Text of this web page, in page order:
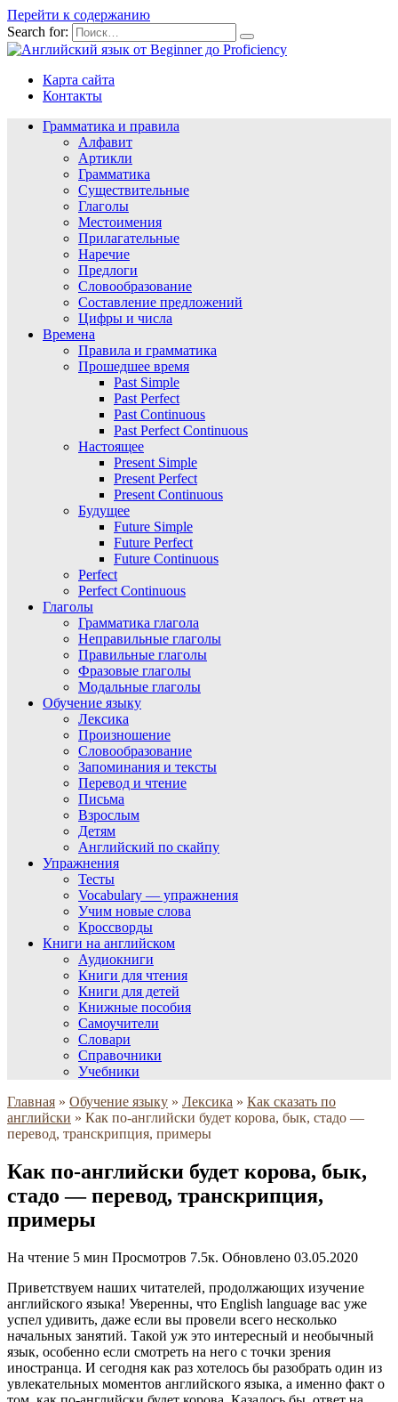
Перейти к содержанию
Search for:
Карта сайта
Контакты
Грамматика и правила
Алфавит
Артикли
Грамматика
Существительные
Глаголы
Местоимения
Прилагательные
Наречие
Предлоги
Словообразование
Составление предложений
Цифры и числа
Времена
Правила и грамматика
Прошедшее время
Past Simple
Past Perfect
Past Continuous
Past Perfect Continuous
Настоящее
Present Simple
Present Perfect
Present Continuous
Будущее
Future Simple
Future Perfect
Future Continuous
Perfect
Perfect Continuous
Глаголы
Грамматика глагола
Неправильные глаголы
Правильные глаголы
Фразовые глаголы
Модальные глаголы
Обучение языку
Лексика
Произношение
Словообразование
Запоминания и тексты
Перевод и чтение
Письма
Взрослым
Детям
Английский по скайпу
Упражнения
Тесты
Vocabulary — упражнения
Учим новые слова
Кроссворды
Книги на английском
Аудиокниги
Книги для чтения
Книги для детей
Книжные пособия
Самоучители
Словари
Справочники
Учебники
Главная » Обучение языку » Лексика » Как сказать по
английски » Как по-английски будет корова, бык, стадо —
перевод, транскрипция, примеры
Как по-английски будет корова, бык,
стадо — перевод, транскрипция,
примеры
На чтение 5 мин Просмотров 7.5к. Обновлено 03.05.2020
Приветствуем наших читателей, продолжающих изучение
английского языка! Уверенны, что English language вас уже
успел удивить, даже если вы провели всего несколько
начальных занятий. Такой уж это интересный и необычный
язык, особенно если смотреть на него с точки зрения
иностранца. И сегодня как раз хотелось бы разобрать один из
увлекательных моментов английского языка, а именно факт о